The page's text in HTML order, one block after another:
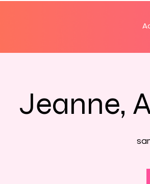
Jeanne,